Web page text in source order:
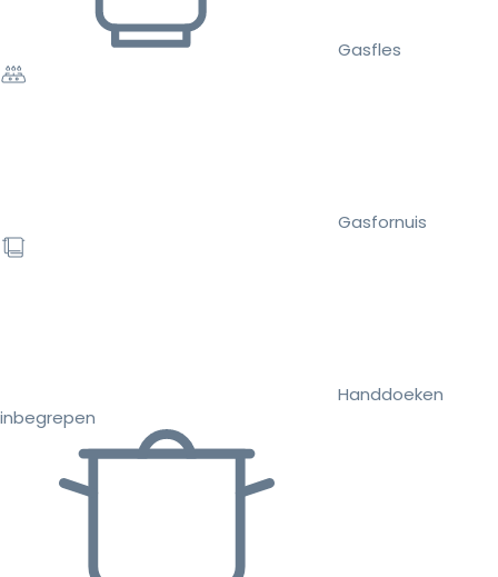
Gasfles
Gasfornuis
Handdoeken
inbegrepen